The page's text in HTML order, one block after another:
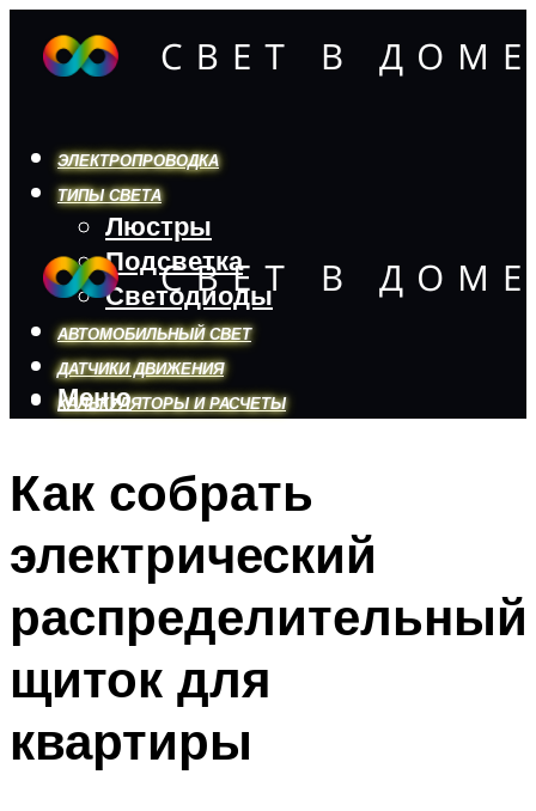
ЭЛЕКТРОПРОВОДКА
ТИПЫ СВЕТА
Люстры
Подсветка
Светодиоды
АВТОМОБИЛЬНЫЙ СВЕТ
ДАТЧИКИ ДВИЖЕНИЯ
КАЛЬКУЛЯТОРЫ И РАСЧЕТЫ
Меню
Меню
Как собрать
электрический
распределительный
щиток для
квартиры